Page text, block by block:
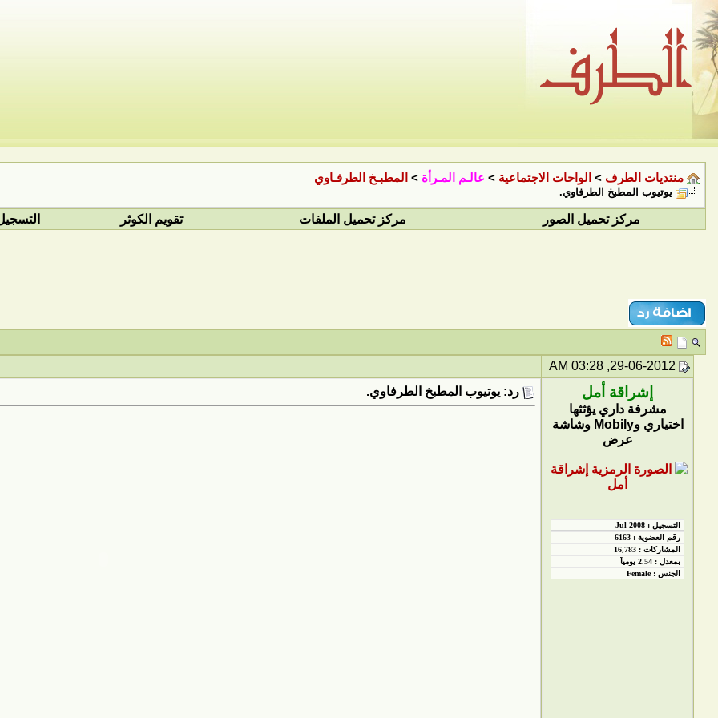
منتديات الطرف > الواحات الاجتماعية > عالـم المـرأة > المطبـخ الطرفـاوي
يوتيوب المطبخ الطرفاوي.
مركز تحميل الصور
مركز تحميل الملفات تقويم الكوثر
إشراقة أمل
مشرفة داري يؤثثها
اختياري وMobily وشاشة
عرض
رد: يوتيوب المطبخ الطرفاوي.